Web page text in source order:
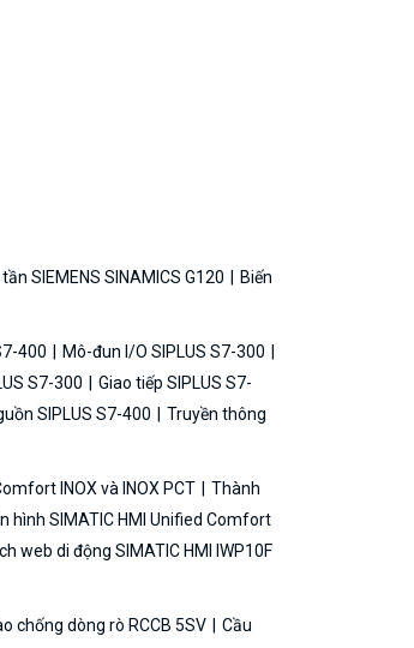
tần SIEMENS SINAMICS G120
Biến
400
Mô-đun I/O SIPLUS S7-300
S7-300
Giao tiếp SIPLUS S7-
SIPLUS S7-400
Truyền thông
INOX và INOX PCT
Thành
hình SIMATIC HMI Unified Comfort
web di động SIMATIC HMI IWP10F
chống dòng rò RCCB 5SV
Cầu